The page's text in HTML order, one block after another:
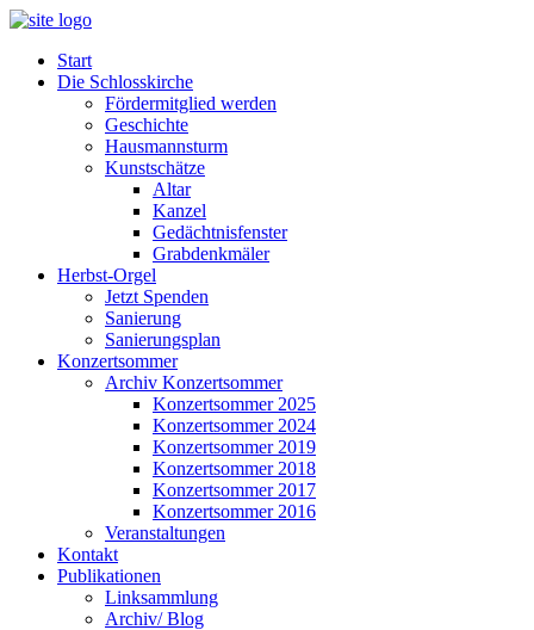
Start
Die Schlosskirche
Fördermitglied werden
Geschichte
Hausmannsturm
Kunstschätze
Altar
Kanzel
Gedächtnisfenster
Grabdenkmäler
Herbst-Orgel
Jetzt Spenden
Sanierung
Sanierungsplan
Konzertsommer
Archiv Konzertsommer
Konzertsommer 2025
Konzertsommer 2024
Konzertsommer 2019
Konzertsommer 2018
Konzertsommer 2017
Konzertsommer 2016
Veranstaltungen
Kontakt
Publikationen
Linksammlung
Archiv/ Blog